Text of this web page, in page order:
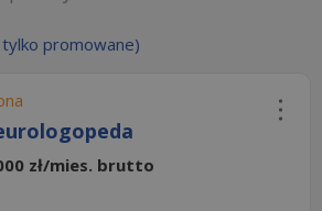
tylko promowane)
zł/mies. brutto